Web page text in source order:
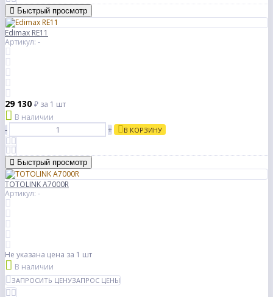
Быстрый просмотр
Edimax RE11
Артикул: -
29 130 ₽ за 1 шт
В наличии
-
+ В КОРЗИНУ
Быстрый просмотр
TOTOLINK A7000R
Артикул: -
Не указана цена за 1 шт
В наличии
ЗАПРОСИТЬ ЦЕНУЗАПРОС ЦЕНЫ